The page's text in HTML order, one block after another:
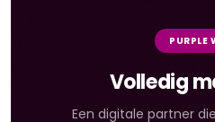
PURPLE
Volledig
Een digitale partner